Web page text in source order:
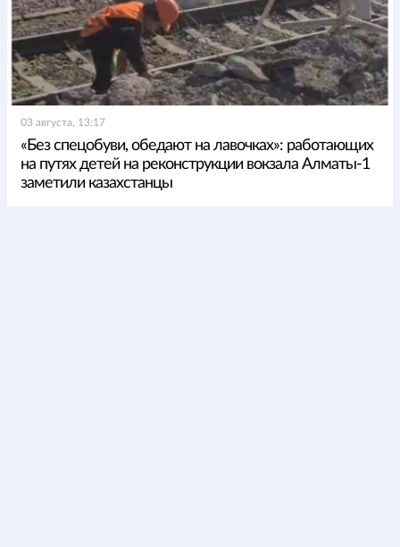
03 августа, 13:17
«Без спецобуви, обедают на лавочках»: работающих
на путях детей на реконструкции вокзала Алматы-1
заметили казахстанцы